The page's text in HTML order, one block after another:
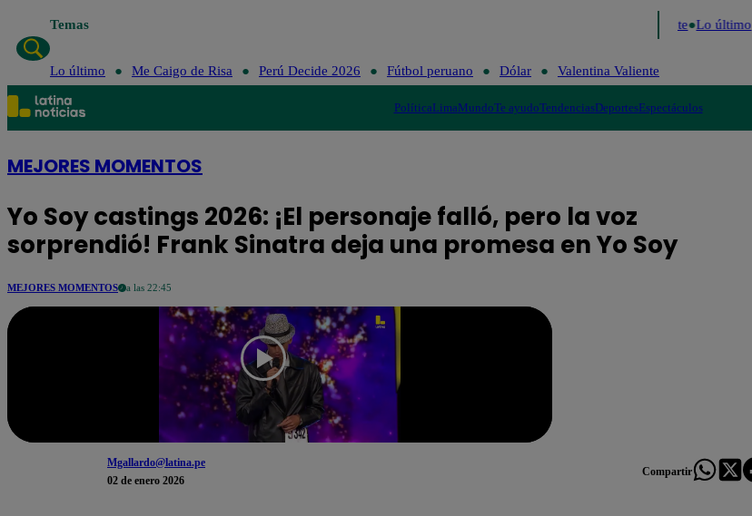
Temas Valentina Valiente Lo último
Lo último Me Caigo de Risa Perú Decide 2026 Fútbol peruano Dólar Valentina Valiente
PolíticaLimaMundoTe ayudoTendenciasDeportesEspectáculos
MEJORES MOMENTOS
Yo Soy castings 2026: ¡El personaje falló, pero la voz
sorprendió! Frank Sinatra deja una promesa en Yo Soy
MEJORES MOMENTOS a las 22:45
Mgallardo@latina.pe
02 de enero 2026
Compartir